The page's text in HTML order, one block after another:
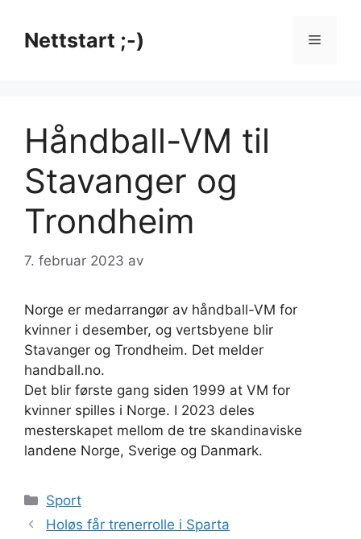
innholdNettstart ;-) Meny
Håndball-VM til
Stavanger og
Trondheim
7. februar 2023 av
Norge er medarrangør av håndball-VM for
kvinner i desember, og vertsbyene blir
Stavanger og Trondheim. Det melder
handball.no.
Det blir første gang siden 1999 at VM for
kvinner spilles i Norge. I 2023 deles
mesterskapet mellom de tre skandinaviske
landene Norge, Sverige og Danmark.
Kategorier
Sport
Holøs får trenerrolle i Sparta